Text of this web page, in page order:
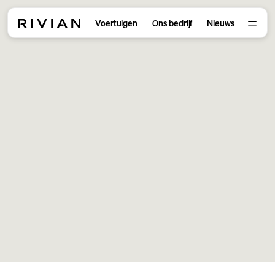
Voertuigen Ons bedrijf Nieuws